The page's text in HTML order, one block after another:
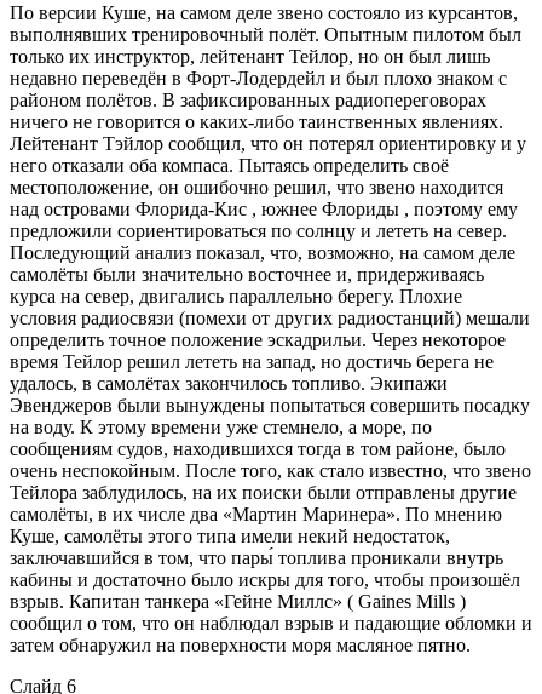
По версии Куше, на самом деле звено состояло из курсантов,
выполнявших тренировочный полёт. Опытным пилотом был
только их инструктор, лейтенант Тейлор, но он был лишь
недавно переведён в Форт-Лодердейл и был плохо знаком с
районом полётов. В зафиксированных радиопереговорах
ничего не говорится о каких-либо таинственных явлениях.
Лейтенант Тэйлор сообщил, что он потерял ориентировку и у
него отказали оба компаса. Пытаясь определить своё
местоположение, он ошибочно решил, что звено находится
над островами Флорида-Кис , южнее Флориды , поэтому ему
предложили сориентироваться по солнцу и лететь на север.
Последующий анализ показал, что, возможно, на самом деле
самолёты были значительно восточнее и, придерживаясь
курса на север, двигались параллельно берегу. Плохие
условия радиосвязи (помехи от других радиостанций) мешали
определить точное положение эскадрильи. Через некоторое
время Тейлор решил лететь на запад, но достичь берега не
удалось, в самолётах закончилось топливо. Экипажи
Эвенджеров были вынуждены попытаться совершить посадку
на воду. К этому времени уже стемнело, а море, по
сообщениям судов, находившихся тогда в том районе, было
очень неспокойным. После того, как стало известно, что звено
Тейлора заблудилось, на их поиски были отправлены другие
самолёты, в их числе два «Мартин Маринера». По мнению
Куше, самолёты этого типа имели некий недостаток,
заключавшийся в том, что пары́ топлива проникали внутрь
кабины и достаточно было искры для того, чтобы произошёл
взрыв. Капитан танкера «Гейне Миллс» ( Gaines Mills )
сообщил о том, что он наблюдал взрыв и падающие обломки и
затем обнаружил на поверхности моря масляное пятно.
Слайд 6